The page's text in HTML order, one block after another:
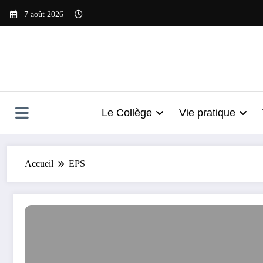
7 août 2026
Le Collège Vie pratique
Accueil EPS